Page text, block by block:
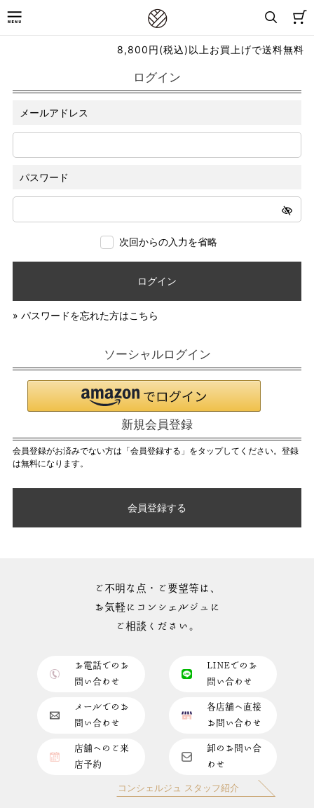
8,800円(税込)以上お買上げで送料無料
ログイン
メールアドレス
パスワード
次回からの入力を省略
ログイン
» パスワードを忘れた方はこちら
ソーシャルログイン
新規会員登録
会員登録がお済みでない方は「会員登録する」をタップしてください。登録
は無料になります。
会員登録する
ご不明な点・ご要望等は、
お気軽にコンシェルジュに
ご相談ください。
お電話でのお
問い合わせ
LINEでのお
問い合わせ
メールでのお
問い合わせ
各店舗へ直接
お問い合わせ
店舗へのご来
店予約
卸のお問い合
わせ
コンシェルジュ スタッフ紹介